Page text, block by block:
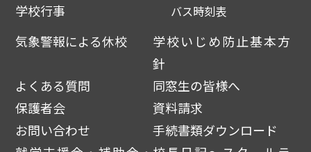
学校行事
バス時刻表
気象警報による休校
学校いじめ防止基本方
針
よくある質問
同窓生の皆様へ
保護者会
資料請求
お問い合わせ
手続書類ダウンロード